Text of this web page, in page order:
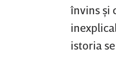
învins şi
istoria